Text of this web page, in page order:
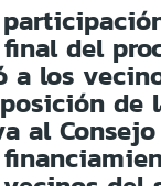
del
a los
de
al